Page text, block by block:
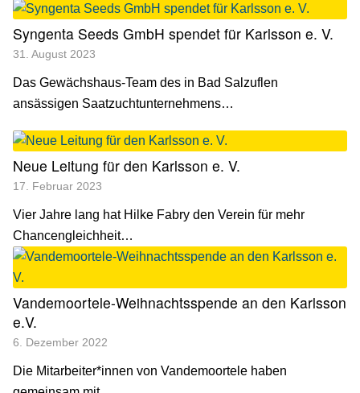
Syngenta Seeds GmbH spendet für Karlsson e. V.
31. August 2023
Das Gewächshaus-Team des in Bad Salzuflen
ansässigen Saatzuchtunternehmens…
Neue Leitung für den Karlsson e. V.
17. Februar 2023
Vier Jahre lang hat Hilke Fabry den Verein für mehr
Chancengleichheit…
Vandemoortele-Weihnachtsspende an den Karlsson
e.V.
6. Dezember 2022
Die Mitarbeiter*innen von Vandemoortele haben